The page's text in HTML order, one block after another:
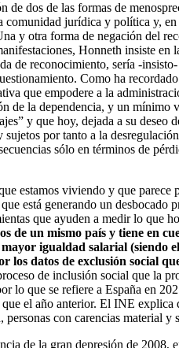
dos de las formas de
jurídica y política y,
y otra forma de negación del
Honneth insiste
de reconocimiento, sería -
Como ha
que empodere a la
de la dependencia, y un
y que hoy, dejada a su
por tanto a la
sólo en términos de
estamos viviendo y que
está generando un
que ayuden a medir lo que
de un mismo país y tiene en
igualdad salarial (siendo
los datos de exclusión social
de inclusión social que la
lo que se refiere a España en
el año anterior. El INE
con carencias material
de la gran depresión de